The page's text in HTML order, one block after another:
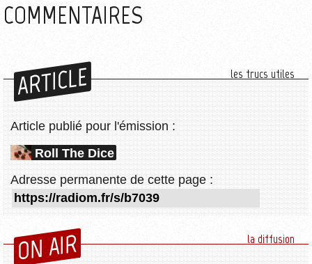
COMMENTAIRES
ARTICLE les trucs utiles
Article publié pour l'émission :
Roll The Dice
Adresse permanente de cette page :
ON AIR la diffusion